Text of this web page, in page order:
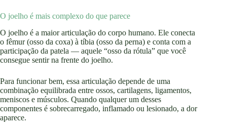
O joelho é mais complexo do que parece
O joelho é a maior articulação do corpo humano. Ele conecta
o fêmur (osso da coxa) à tíbia (osso da perna) e conta com a
participação da patela — aquele “osso da rótula” que você
consegue sentir na frente do joelho.
Para funcionar bem, essa articulação depende de uma
combinação equilibrada entre ossos, cartilagens, ligamentos,
meniscos e músculos. Quando qualquer um desses
componentes é sobrecarregado, inflamado ou lesionado, a dor
aparece.